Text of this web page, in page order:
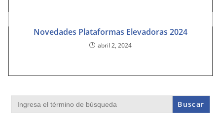
Novedades Plataformas Elevadoras 2024
abril 2, 2024
Buscar: